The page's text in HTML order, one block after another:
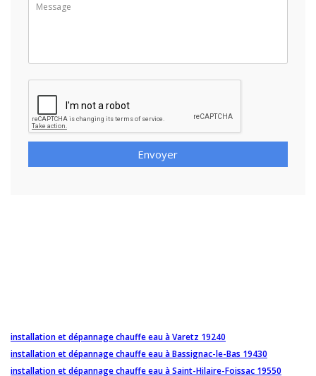
Envoyer
installation et dépannage chauffe eau à Varetz 19240
installation et dépannage chauffe eau à Bassignac-le-Bas 19430
installation et dépannage chauffe eau à Saint-Hilaire-Foissac 19550